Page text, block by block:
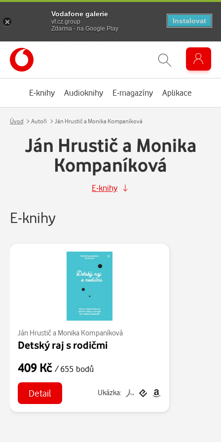
E-knihy Audioknihy E-magazíny Aplikace
Úvod Autoři Ján Hrustič a Monika Kompaníková
Ján Hrustič a Monika
Kompaníková
E-knihy
E-knihy
Ján Hrustič a Monika Kompaníková
Detský raj s rodičmi
409 Kč / 655 bodů
Detail Ukázka:
Vodafone galerie
vf.cz.group
Zdarma - na Google Play
Instalovat